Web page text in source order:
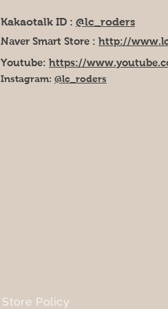
Kakaotalk ID : @lc_roders
Naver Smart Store : http://
Youtube: https://
Instagram: @lc_roders
Store Policy